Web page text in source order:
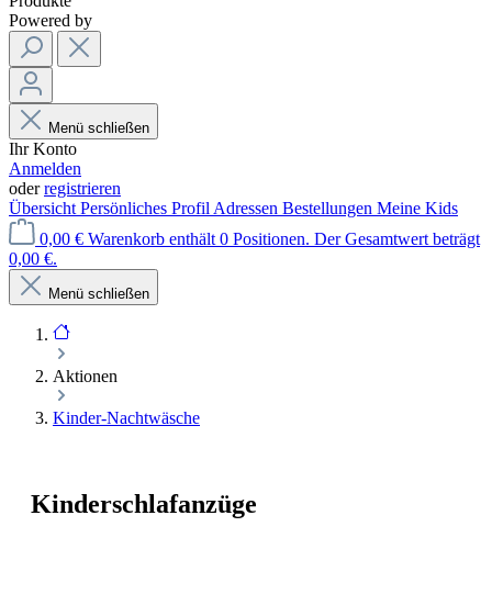
Powered by
Menü schließen
Ihr Konto
Anmelden
oderregistrieren
Übersicht Persönliches Profil Adressen Bestellungen Meine Kids
0,00 € Warenkorb enthält 0 Positionen. Der Gesamtwert beträgt
0,00 €.
Menü schließen
Aktionen
Kinder-Nachtwäsche
Kinderschlafanzüge